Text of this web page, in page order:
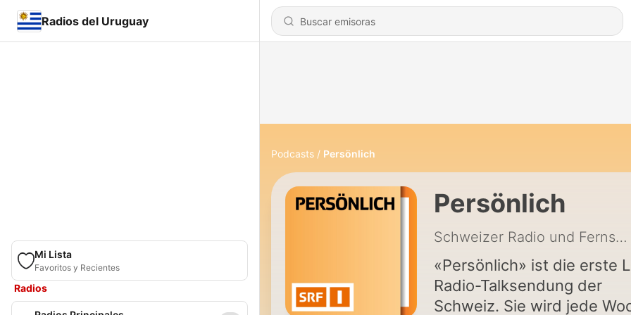
Radios del Uruguay
Mi Lista
Favoritos y Recientes
Radios
Podcasts Persönlich
Persönlich
Schweizer Radio und Fernsehen (SRF)
«Persönlich» ist die erste
Radio-Talksendung der
Schweiz. Sie wird jede